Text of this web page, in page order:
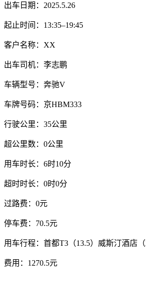
出车日期：2025.5.26
起止时间：13:35–19:45
客户名称：XX
出车司机：李志鹏
车辆型号：奔驰V
车牌号码：京HBM333
行驶公里：35公里
超公里数：0公里
用车时长：6时10分
超时时长：0时0分
过路费：0元
停车费：70.5元
用车行程：首都T3（13.5）威斯汀酒店
费用：1270.5元